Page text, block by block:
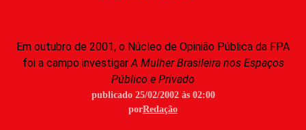
Em outubro de 2001, o Núcleo de Opinião Pública da FPA
foi a campo investigarA Mulher Brasileira nos Espaços
Público e Privado
publicado 25/02/2002 às 02:00
porRedação